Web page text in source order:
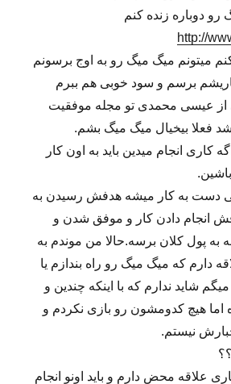
دوباره زنده کنم
http://
کنم میتونم میگ میگ رو به اوج برسونم
برسم و سود خوبی هم ببرم
از عیسی محمدی تو مجله موفقیت
فعلا بیخیال میگ میگ بشم.
کاری انجام میدین باید به اون کار
دست به کار میشه هدفش رسیدن به
انجام دادن کار و موفق شدن و
پول کلان برسه.حالا من موندم به
دارم که میگ میگ رو راه بندازم یا
شاید ندارم که با اینکه چندین و
اما هیچ کدومشون رو بازی نکردم و
نیستم.
علاقه محض دارم و باید اونو انجام